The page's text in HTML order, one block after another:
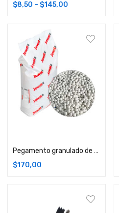
$8,50 – $145,00
Pegamento granulado de baja temperatura blanco
$170,00